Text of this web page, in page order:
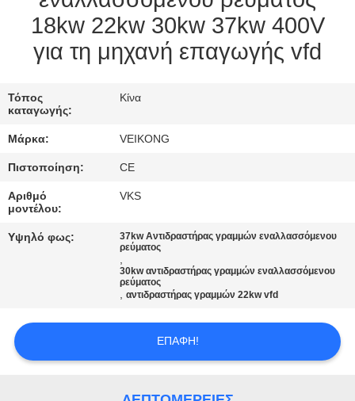
ΜΑΖΊ
ΜΑΣ
ΖΗΤΉΣΤΕ
ΈΝΑ
ΑΠΌΣΠΑΣΜΑ
ΧΆΡΤΗΣ
ΜΥΣΤΙΚΌΤΗΤΑΣ
18kw 22kw 30kw 37kw 400V
για τη μηχανή επαγωγής vfd
Τόπος
καταγωγής:
Κίνα
Μάρκα: VEIKONG
Πιστοποίηση: CE
Αριθμό
μοντέλου:
VKS
Υψηλό φως:
37kw Αντιδραστήρας γραμμών εναλλασσόμενου
ρεύματος
,
30kw αντιδραστήρας γραμμών εναλλασσόμενου
ρεύματος
,αντιδραστήρας γραμμών 22kw vfd
ΕΠΑΦΉ!